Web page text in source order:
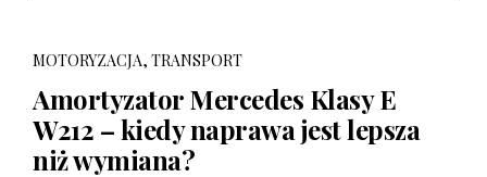
MOTORYZACJA, TRANSPORT
Amortyzator Mercedes Klasy E
W212 – kiedy naprawa jest lepsza
niż wymiana?